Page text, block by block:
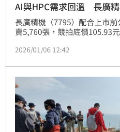
AI與HPC需求回溫 長廣精
長廣精機（7795）配合上市
賣5,760張，競拍底價105.93
牌。公司近年雖面臨ABF載板
率仍維持在44%至45%高檔水
力。
2026/01/06 12:42